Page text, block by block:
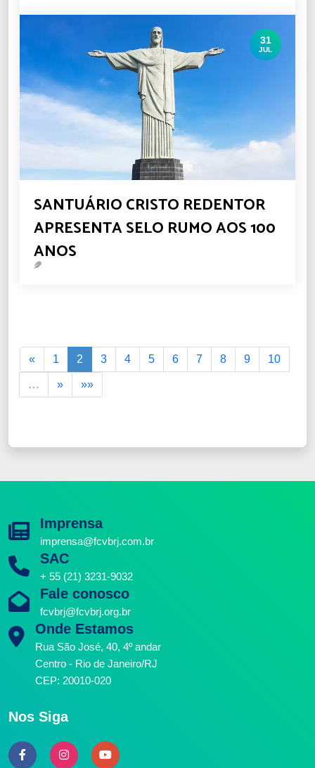
31
JUL
SANTUÁRIO CRISTO REDENTOR
APRESENTA SELO RUMO AOS 100
ANOS
« 1 2 3 4 5 6 7 8 9 10
… » »»
Imprensa
imprensa@fcvbrj.com.br
SAC
+ 55 (21) 3231-9032
Fale conosco
fcvbrj@fcvbrj.org.br
Onde Estamos
Rua São José, 40, 4º andar
Centro - Rio de Janeiro/RJ
CEP: 20010-020
Nos Siga